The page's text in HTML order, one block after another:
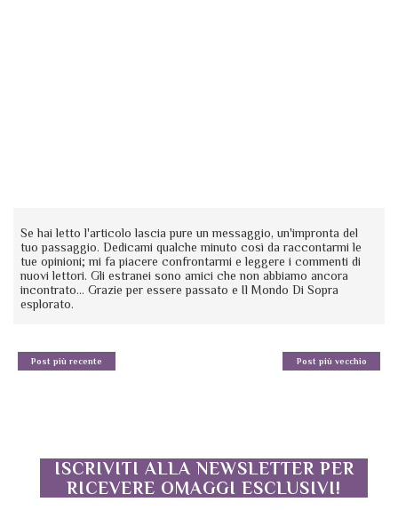
Se hai letto l'articolo lascia pure un messaggio, un'impronta del
tuo passaggio. Dedicami qualche minuto così da raccontarmi le
tue opinioni; mi fa piacere confrontarmi e leggere i commenti di
nuovi lettori. Gli estranei sono amici che non abbiamo ancora
incontrato... Grazie per essere passato e Il Mondo Di Sopra
esplorato.
Post più recente Post più vecchio
ISCRIVITI ALLA NEWSLETTER PER
RICEVERE OMAGGI ESCLUSIVI!